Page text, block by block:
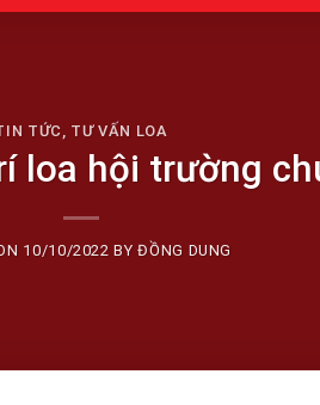
TỨC TƯ VẤN LOA
loa hội trường
10/10/2022 BYĐỒNG DUNG